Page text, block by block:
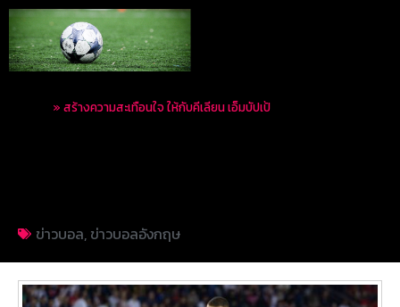
» สร้างความสะเทือนใจ ให้กับคีเลียน เอ็มบัปเป้
ข่าวบอล, ข่าวบอลอังกฤษ